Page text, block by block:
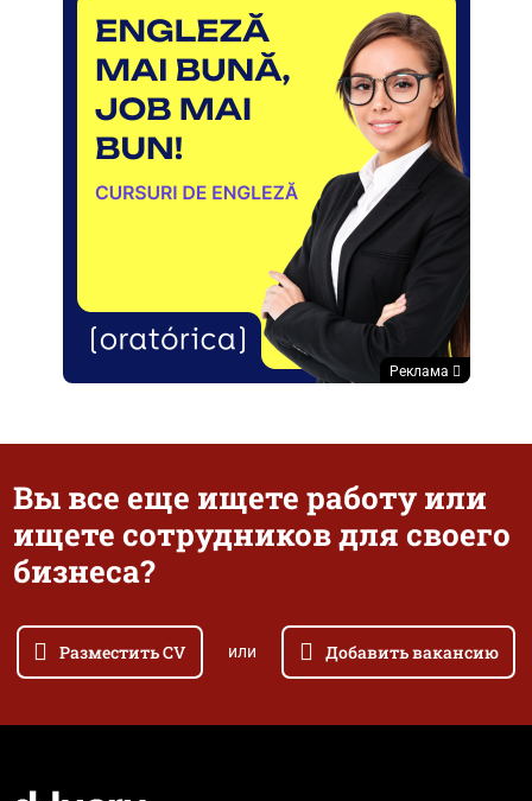
Реклама
Вы все еще ищете работу или
ищете сотрудников для своего
бизнеса?
Разместить CV или Добавить вакансию